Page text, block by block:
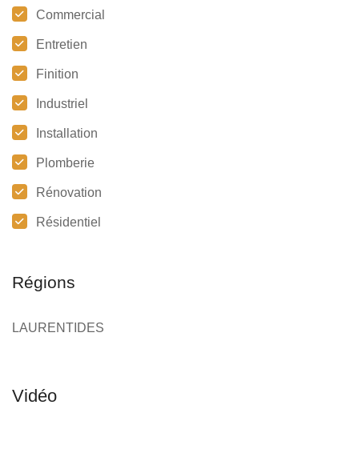
Commercial
Entretien
Finition
Industriel
Installation
Plomberie
Rénovation
Résidentiel
Régions
LAURENTIDES